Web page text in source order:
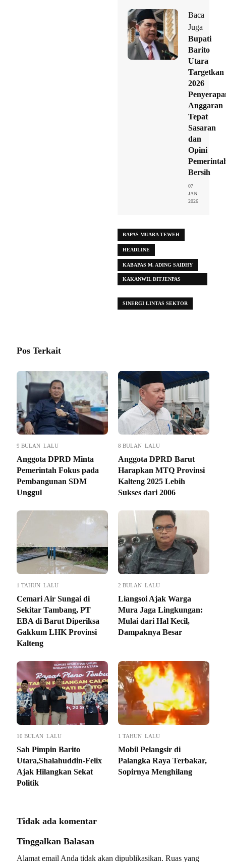
Baca
Juga
Bupati
Barito
Utara
Targetkan
2026
Anggaran
Tepat
Sasaran
dan
Opini
Bersih
07
JAN
2026
BAPAS MUARA TEWEH
HEADLINE
KABAPAS M. ADING SAIDHY
KAKANWIL DITJENPAS
SINERGI LINTAS SEKTOR
Pos Terkait
9 BULAN LALU
Anggota DPRD Minta
Pemerintah Fokus pada
Pembangunan SDM
Unggul
8 BULAN LALU
Anggota DPRD Barut
Harapkan MTQ Provinsi
Kalteng 2025 Lebih
Sukses dari 2006
1 TAHUN LALU
Cemari Air Sungai di
Sekitar Tambang, PT
EBA di Barut Diperiksa
Gakkum LHK Provinsi
Kalteng
2 BULAN LALU
Liangsoi Ajak Warga
Mura Jaga Lingkungan:
Mulai dari Hal Kecil,
Dampaknya Besar
10 BULAN LALU
Sah Pimpin Barito
Utara,Shalahuddin-Felix
Ajak Hilangkan Sekat
Politik
1 TAHUN LALU
Mobil Pelangsir di
Palangka Raya Terbakar,
Sopirnya Menghilang
Tidak ada komentar
Tinggalkan Balasan
Alamat email Anda tidak akan dipublikasikan. Ruas yang